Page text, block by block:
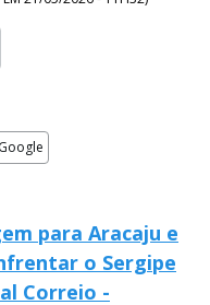
para Aracaju e
o Sergipe
Correio -